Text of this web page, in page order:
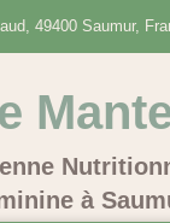
49400 Saumur,
à